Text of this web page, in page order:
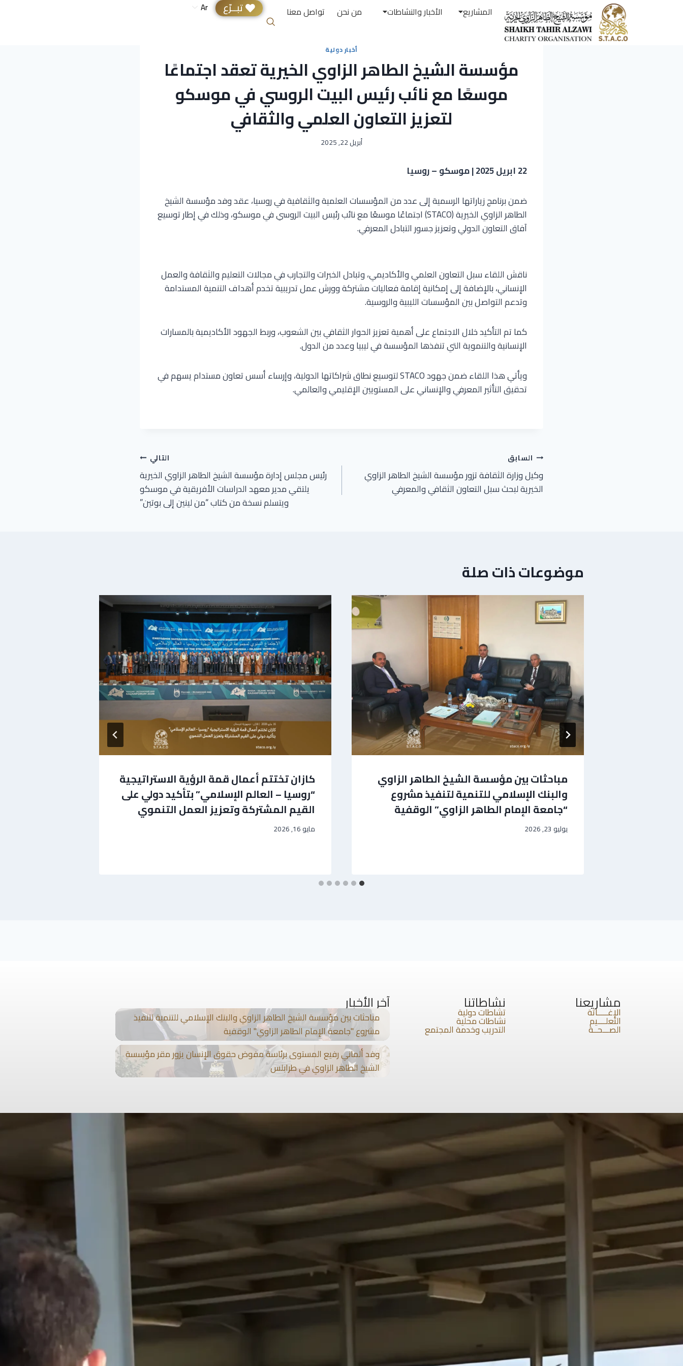
المشاريع الأخبار والنشاطات من نحن تواصل معنا تبــرّع Ar
أخبار دولية
مؤسسة الشيخ الطاهر الزاوي الخيرية تعقد اجتماعًا
موسعًا مع نائب رئيس البيت الروسي في موسكو
لتعزيز التعاون العلمي والثقافي
أبريل 22, 2025
22 ابريل 2025 | موسكو – روسيا
ضمن برنامج زياراتها الرسمية إلى عدد من المؤسسات العلمية والثقافية في روسيا، عقد وفد مؤسسة الشيخ
الطاهر الزاوي الخيرية (STACO) اجتماعًا موسعًا مع نائب رئيس البيت الروسي في موسكو، وذلك في إطار توسيع
آفاق التعاون الدولي وتعزيز جسور التبادل المعرفي.
ناقش اللقاء سبل التعاون العلمي والأكاديمي، وتبادل الخبرات والتجارب في مجالات التعليم والثقافة والعمل
الإنساني، بالإضافة إلى إمكانية إقامة فعاليات مشتركة وورش عمل تدريبية تخدم أهداف التنمية المستدامة
وتدعم التواصل بين المؤسسات الليبية والروسية.
كما تم التأكيد خلال الاجتماع على أهمية تعزيز الحوار الثقافي بين الشعوب، وربط الجهود الأكاديمية بالمسارات
الإنسانية والتنموية التي تنفذها المؤسسة في ليبيا وعدد من الدول.
ويأتي هذا اللقاء ضمن جهود STACO لتوسيع نطاق شراكاتها الدولية، وإرساء أسس تعاون مستدام يسهم في
تحقيق التأثير المعرفي والإنساني على المستويين الإقليمي والعالمي.
السابق
وكيل وزارة الثقافة تزور مؤسسة الشيخ الطاهر الزاوي
الخيرية لبحث سبل التعاون الثقافي والمعرفي
التالي
رئيس مجلس إدارة مؤسسة الشيخ الطاهر الزاوي الخيرية
يلتقي مدير معهد الدراسات الأفريقية في موسكو
ويتسلم نسخة من كتاب “من لينين إلى بوتين”
موضوعات ذات صلة
مباحثات بين مؤسسة الشيخ الطاهر الزاوي
والبنك الإسلامي للتنمية لتنفيذ مشروع
“جامعة الإمام الطاهر الزاوي” الوقفية
يوليو 23, 2026
كازان تختتم أعمال قمة الرؤية الاستراتيجية
“روسيا – العالم الإسلامي” بتأكيد دولي على
القيم المشتركة وتعزيز العمل التنموي
مايو 16, 2026
مشاريعنا
الإغـــــاثة
التعلــــيم
الصـــحــة
نشاطاتنا
تشاطات دولية
نشاطات محلية
التدريب وخدمة المجتمع
آخر الأخبار
مباحثات بين مؤسسة الشيخ الطاهر الزاوي والبنك الإسلامي للتنمية لتنفيذ
مشروع "جامعة الإمام الطاهر الزاوي" الوقفية
وفد ألماني رفيع المستوى برئاسة مفوض حقوق الإنسان يزور مقر مؤسسة
الشيخ الطاهر الزاوي في طرابلس